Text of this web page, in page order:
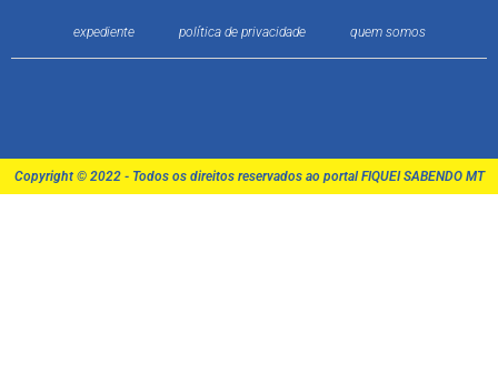
expediente política de privacidade quem somos
Copyright © 2022 - Todos os direitos reservados ao portal FIQUEI SABENDO MT